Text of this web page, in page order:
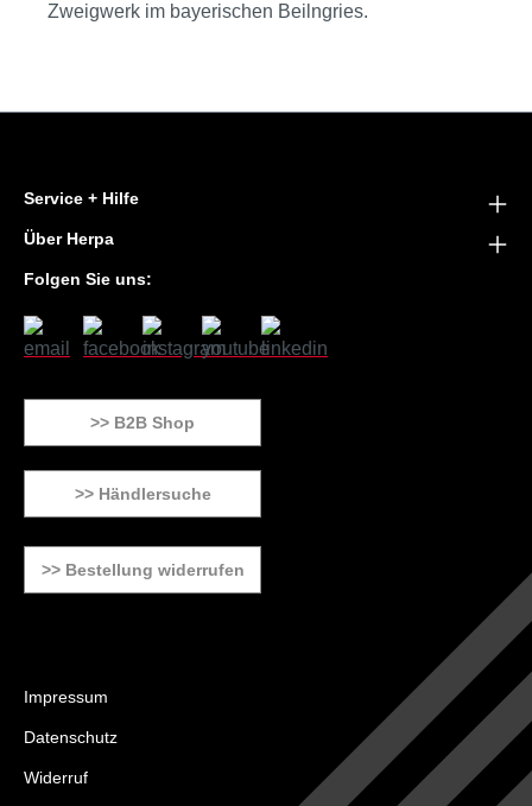
Zweigwerk im bayerischen Beilngries.
Service + Hilfe
Über Herpa
Folgen Sie uns:
>> B2B Shop
>> Händlersuche
>> Bestellung widerrufen
Impressum
Datenschutz
Widerruf